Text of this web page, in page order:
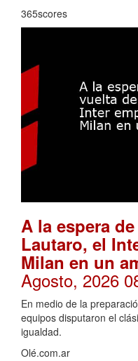
365scores
A la espera
Lautaro, el
Milan en un
Agosto, 2026
En medio de la
equipos disputaron el
igualdad.
Olé.com.ar